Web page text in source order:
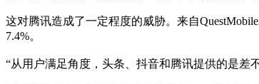
这对腾讯造成了一定程度的威胁。来自
7.4%。
“从用户满足角度，头条、抖音和腾讯提供的是差